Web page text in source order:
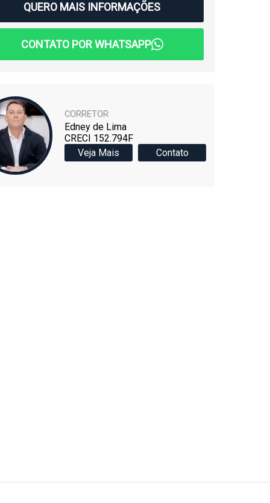
QUERO MAIS INFORMAÇÕES
CONTATO POR WHATSAPP
CORRETOR
Edney de Lima
CRECI 152.794F
Veja Mais
Contato